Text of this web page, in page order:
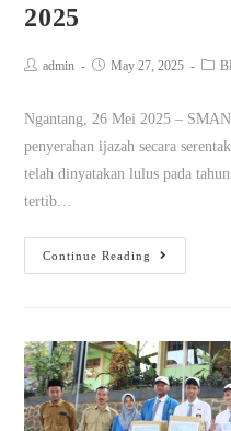
2025
admin May 27, 2025
Ngantang, 26 Mei 2025 –
penyerahan ijazah secara
telah dinyatakan lulus pada
tertib…
Continue Reading